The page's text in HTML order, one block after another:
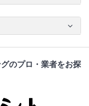
のプロ・業者をお探